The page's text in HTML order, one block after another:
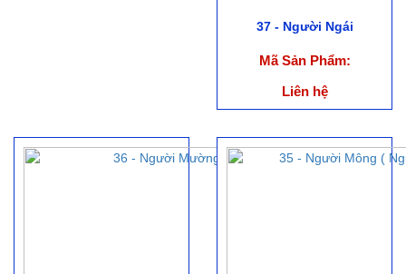
37 - Người Ngái
Mã Sản Phẩm:
Liên hệ